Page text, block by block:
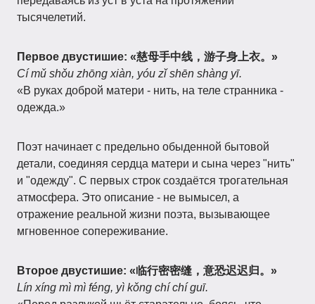
тысячелетий.
Первое двустишие: «慈母手中线，游子身上衣。»
Cí mǔ shǒu zhōng xiàn, yóu zǐ shēn shàng yī.
«В руках доброй матери - нить, на теле странника -
одежда.»
Поэт начинает с предельно обыденной бытовой
детали, соединяя сердца матери и сына через "нить"
и "одежду". С первых строк создаётся трогательная
атмосфера. Это описание - не вымысел, а
отражение реальной жизни поэта, вызывающее
мгновенное сопереживание.
Второе двустишие: «临行密密缝，意恐迟迟归。»
Lín xíng mì mì féng, yì kǒng chí chí guī.